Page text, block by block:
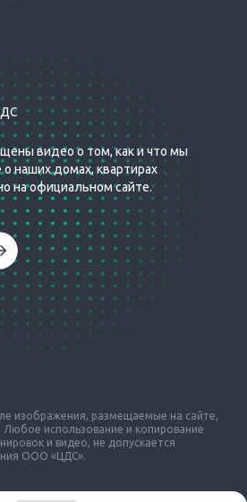
видео о том, как и что мы
наших домах, квартирах
на официальном сайте.
изображения, размещаемые на сайте,
использование и копирование
и видео, не допускается
ООО «ЦДС».